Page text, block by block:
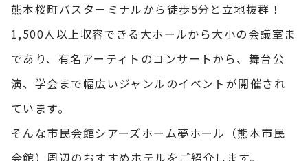
熊本桜町バスターミナルから徒歩5分と立地抜群！
1,500人以上収容できる大ホールから大小の会議室ま
であり、有名アーティトのコンサートから、舞台公
演、学会まで幅広いジャンルのイベントが開催され
ています。
そんな市民会館シアーズホーム夢ホール（熊本市民